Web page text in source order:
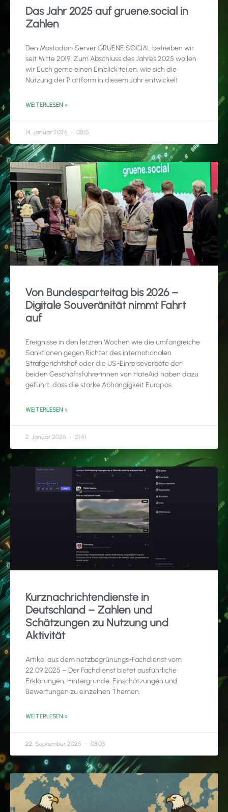
Das Jahr 2025 auf gruene.social in
Zahlen
Den Mastodon-Server GRUENE.SOCIAL betreiben wir
seit Mitte 2019. Zum Abschluss des Jahres 2025 wollen
wir Euch gerne einen Einblick teilen, wie sich die
Nutzung der Plattform in diesem Jahr entwickelt
WEITERLESEN »
14. Januar 2026 08:15
Von Bundesparteitag bis 2026 –
Digitale Souveränität nimmt Fahrt
auf
Ereignisse in den letzten Wochen wie die umfangreiche
Sanktionen gegen Richter des internationalen
Strafgerichtshof oder die US-Einreiseverbote der
beiden Geschäftsführerinnen von HateAid haben dazu
geführt, dass die starke Abhängigkeit Europas
WEITERLESEN »
2. Januar 2026 21:41
Kurznachrichtendienste in
Deutschland – Zahlen und
Schätzungen zu Nutzung und
Aktivität
Artikel aus dem netzbegrünungs-Fachdienst vom
22.09.2025 – Der Fachdienst bietet ausführliche
Erklärungen, Hintergründe, Einschätzungen und
Bewertungen zu einzelnen Themen.
WEITERLESEN »
22. September 2025 08:03